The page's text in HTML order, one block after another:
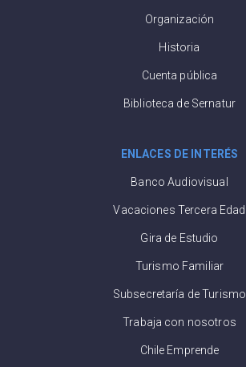
Organización
Historia
Cuenta pública
Biblioteca de Sernatur
ENLACES DE INTERÉS
Banco Audiovisual
Vacaciones Tercera Edad
Gira de Estudio
Turismo Familiar
Subsecretaría de Turismo
Trabaja con nosotros
Chile Emprende